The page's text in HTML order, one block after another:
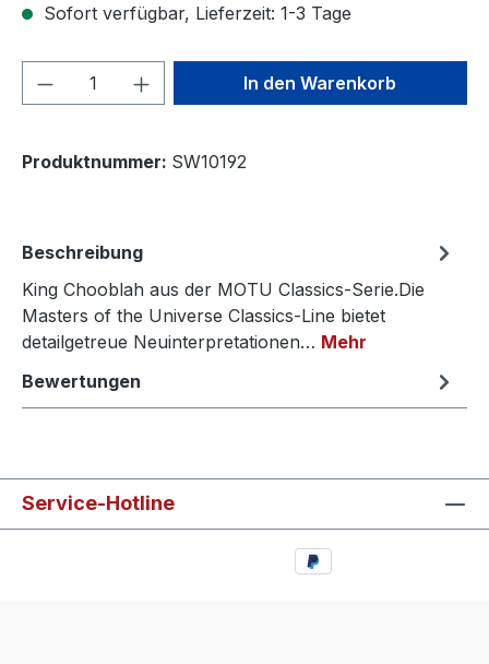
Sofort verfügbar, Lieferzeit: 1-3 Tage
Produkt Anzahl: Gib denIn den Warenkorb
Produktnummer: SW10192
Beschreibung
King Chooblah aus der MOTU Classics-Serie.Die
Masters of the Universe Classics-Line bietet
detailgetreue Neuinterpretationen… Mehr
Bewertungen
Service-Hotline